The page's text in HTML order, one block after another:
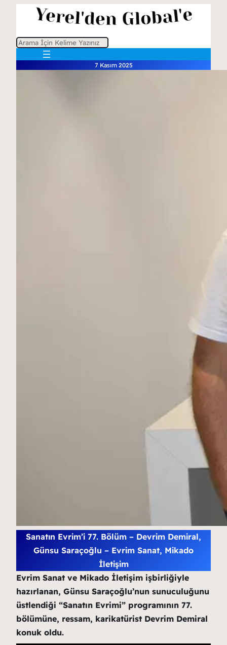
A
a
7 Kasım 2025
Sanatın Evrim’i 77. Bölüm – Devrim Demiral,
Günsu Saraçoğlu – Evrim Sanat, Mikado
İletişim
Evrim Sanat ve Mikado İletişim işbirliğiyle
hazırlanan, Günsu Saraçoğlu’nun sunuculuğunu
üstlendiği “Sanatın Evrimi” programının 77.
bölümüne, ressam, karikatürist Devrim Demiral
konuk oldu.